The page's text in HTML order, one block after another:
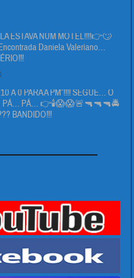
ESTAVA NUM MOTEL!!!!👉🙄
Daniela Valeriano…
0 PARA A PM”!!!! SEGUE… O
PÁ… PÁ… 👉🕯😱😱🚨🔫🔫🔫🚔
BANDIDO!!!